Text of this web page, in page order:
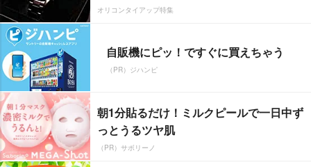
オリコンタイアップ特集
自販機にピッ！ですぐに買えちゃう
（PR）ジハンピ
朝1分貼るだけ！ミルクピールで一日中ず
っとうるツヤ肌
（PR）サボリーノ